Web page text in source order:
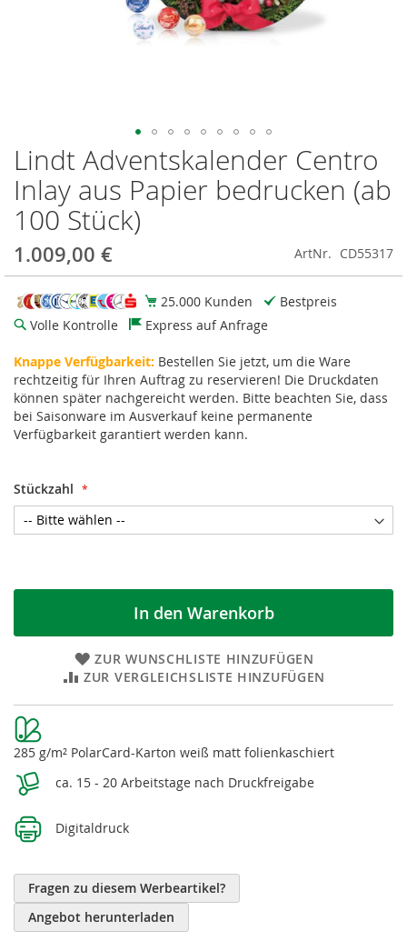
Lindt Adventskalender Centro
Inlay aus Papier bedrucken (ab
100 Stück)
1.009,00 € ArtNr. CD55317
25.000 Kunden
Bestpreis
Volle Kontrolle
Express auf Anfrage
Knappe Verfügbarkeit: Bestellen Sie jetzt, um die Ware
rechtzeitig für Ihren Auftrag zu reservieren! Die Druckdaten
können später nachgereicht werden. Bitte beachten Sie, dass
bei Saisonware im Ausverkauf keine permanente
Verfügbarkeit garantiert werden kann.
Stückzahl
In den Warenkorb
ZUR WUNSCHLISTE HINZUFÜGEN
ZUR VERGLEICHSLISTE HINZUFÜGEN
Weitere
Informationen
285 g/m² PolarCard-Karton weiß matt folienkaschiert
ca. 15 - 20 Arbeitstage nach Druckfreigabe
Digitaldruck
Fragen zu diesem Werbeartikel?
Angebot herunterladen
Zum
Anfang
der
Bildgalerie
springen